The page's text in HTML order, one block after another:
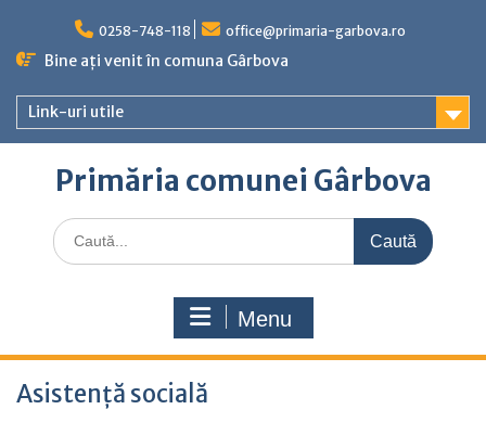
content
0258-748-118 office@primaria-garbova.ro
Bine ați venit în comuna Gârbova
Link-uri utile
Primăria comunei Gârbova
Caută
for:
Menu
Asistență socială